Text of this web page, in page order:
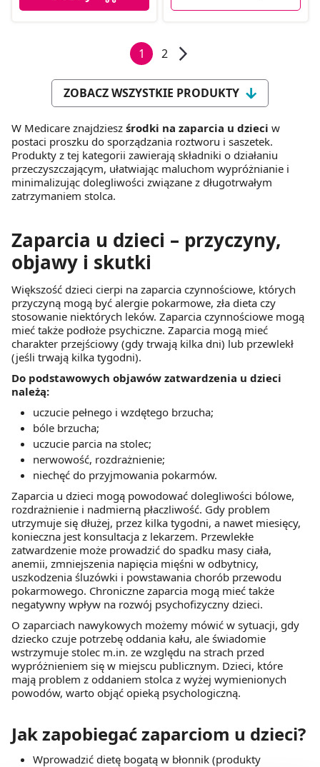
1 2
ZOBACZ WSZYSTKIE PRODUKTY
W Medicare znajdziesz środki na zaparcia u dzieci w
postaci proszku do sporządzania roztworu i saszetek.
Produkty z tej kategorii zawierają składniki o działaniu
przeczyszczającym, ułatwiając maluchom wypróżnianie i
minimalizując dolegliwości związane z długotrwałym
zatrzymaniem stolca.
Zaparcia u dzieci – przyczyny,
objawy i skutki
Większość dzieci cierpi na zaparcia czynnościowe, których
przyczyną mogą być alergie pokarmowe, zła dieta czy
stosowanie niektórych leków. Zaparcia czynnościowe mogą
mieć także podłoże psychiczne. Zaparcia mogą mieć
charakter przejściowy (gdy trwają kilka dni) lub przewlekł
(jeśli trwają kilka tygodni).
Do podstawowych objawów zatwardzenia u dzieci
należą:
uczucie pełnego i wzdętego brzucha;
bóle brzucha;
uczucie parcia na stolec;
nerwowość, rozdrażnienie;
niechęć do przyjmowania pokarmów.
Zaparcia u dzieci mogą powodować dolegliwości bólowe,
rozdrażnienie i nadmierną płaczliwość. Gdy problem
utrzymuje się dłużej, przez kilka tygodni, a nawet miesięcy,
konieczna jest konsultacja z lekarzem. Przewlekłe
zatwardzenie może prowadzić do spadku masy ciała,
anemii, zmniejszenia napięcia mięśni w odbytnicy,
uszkodzenia śluzówki i powstawania chorób przewodu
pokarmowego. Chroniczne zaparcia mogą mieć także
negatywny wpływ na rozwój psychofizyczny dzieci.
O zaparciach nawykowych możemy mówić w sytuacji, gdy
dziecko czuje potrzebę oddania kału, ale świadomie
wstrzymuje stolec m.in. ze względu na strach przed
wypróżnieniem się w miejscu publicznym. Dzieci, które
mają problem z oddaniem stolca z wyżej wymienionych
powodów, warto objąć opieką psychologiczną.
Jak zapobiegać zaparciom u dzieci?
Wprowadzić dietę bogatą w błonnik (produkty